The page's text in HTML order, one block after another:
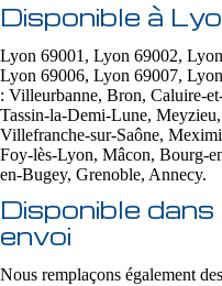
Disponible à
Lyon 69001, Lyon 69002,
Lyon 69006, Lyon 69007,
: Villeurbanne, Bron, Caluire-
Tassin-la-Demi-Lune,
Villefranche-sur-Saône,
Foy-lès-Lyon, Mâcon, Bourg-
en-Bugey, Grenoble, Annecy.
Disponible
envoi
Nous remplaçons également